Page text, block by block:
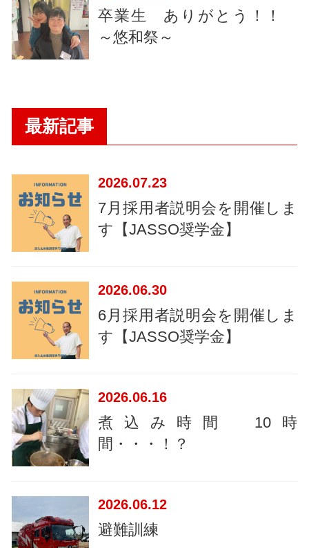
卒業生 ありがとう！！
～悠和祭～
最新記事
2026 07.23
7月採用者説明会を開催しま
す【JASSO奨学金】
2026 06.30
6月採用者説明会を開催しま
す【JASSO奨学金】
2026 06.16
煮込み時間 10時
間・・・！？
2026 06.12
避難訓練